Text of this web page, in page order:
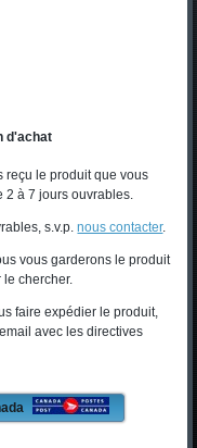
d'achat
reçu le produit que vous
2 à 7 jours ouvrables.
s.v.p.nous contacter.
vous garderons le produit
chercher.
faire expédier le produit,
avec les directives